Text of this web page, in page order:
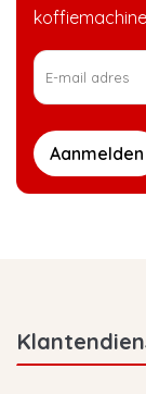
Aanmelden